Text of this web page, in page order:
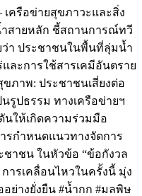
ครือข่ายสุขภาวะและสิ่ง
สายหลัก ชี้สถานการณ์ทวี
ว่า ประชาชนในพื้นที่ลุ่มน้ำ
ละการใช้สารเคมีอันตราย
ภาพ: ประชาชนเสี่ยงต่อ
รูปธรรม ทางเครือข่ายฯ
นให้เกิดความร่วมมือ
รกำหนดแนวทางจัดการ
ชาชน ในหัวข้อ “ข้อกังวล
ารเคลื่อนไหวในครั้งนี้ มุ่ง
ย่างยั่งยืน #น้ำกก #มลพิษ